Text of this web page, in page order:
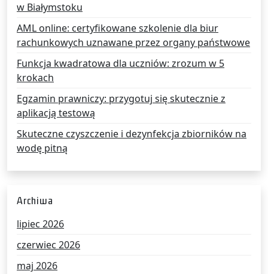
w Białymstoku
AML online: certyfikowane szkolenie dla biur
rachunkowych uznawane przez organy państwowe
Funkcja kwadratowa dla uczniów: zrozum w 5
krokach
Egzamin prawniczy: przygotuj się skutecznie z
aplikacją testową
Skuteczne czyszczenie i dezynfekcja zbiorników na
wodę pitną
Archiwa
lipiec 2026
czerwiec 2026
maj 2026